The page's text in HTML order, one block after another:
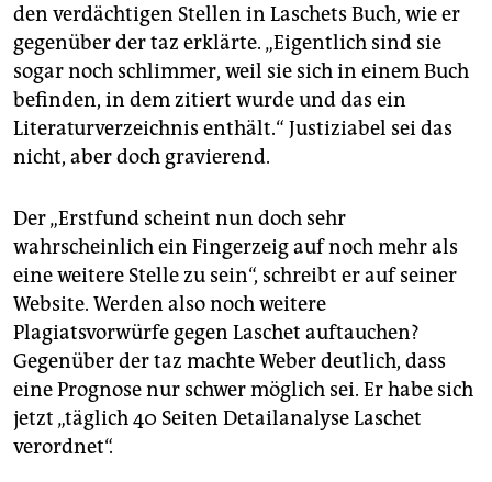
den verdächtigen Stellen in Laschets Buch, wie er
gegenüber der taz erklärte. „Eigentlich sind sie
sogar noch schlimmer, weil sie sich in einem Buch
befinden, in dem zitiert wurde und das ein
Literaturverzeichnis enthält.“ Justiziabel sei das
nicht, aber doch gravierend.
Der „Erstfund scheint nun doch sehr
wahrscheinlich ein Fingerzeig auf noch mehr als
eine weitere Stelle zu sein“, schreibt er auf seiner
Website. Werden also noch weitere
Plagiatsvorwürfe gegen Laschet auftauchen?
Gegenüber der taz machte Weber deutlich, dass
eine Prognose nur schwer möglich sei. Er habe sich
jetzt „täglich 40 Seiten Detailanalyse Laschet
verordnet“.